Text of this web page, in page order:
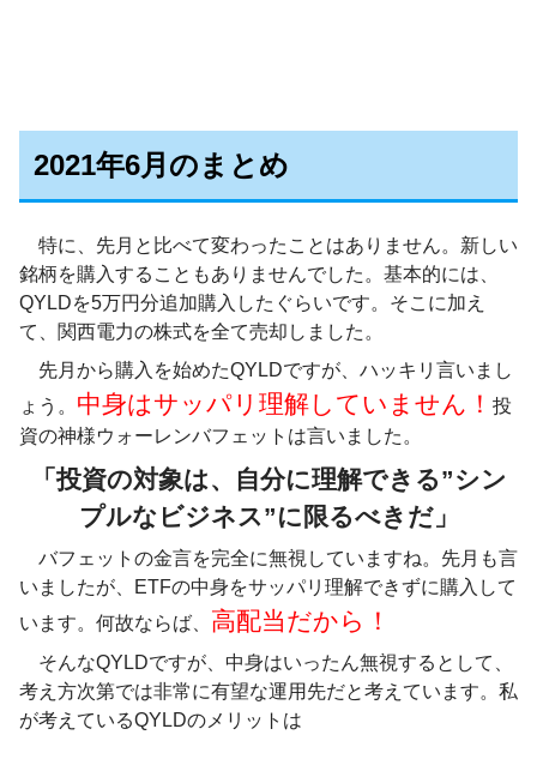
2021年6月のまとめ
特に、先月と比べて変わったことはありません。新しい
銘柄を購入することもありませんでした。基本的には、
QYLDを5万円分追加購入したぐらいです。そこに加え
て、関西電力の株式を全て売却しました。
先月から購入を始めたQYLDですが、ハッキリ言いまし
ょう。 中身はサッパリ理解していません！ 投
資の神様ウォーレンバフェットは言いました。
「投資の対象は、自分に理解できる”シン
プルなビジネス”に限るべきだ」
バフェットの金言を完全に無視していますね。先月も言
いましたが、ETFの中身をサッパリ理解できずに購入して
います。何故ならば、 高配当だから！
そんなQYLDですが、中身はいったん無視するとして、
考え方次第では非常に有望な運用先だと考えています。私
が考えているQYLDのメリットは